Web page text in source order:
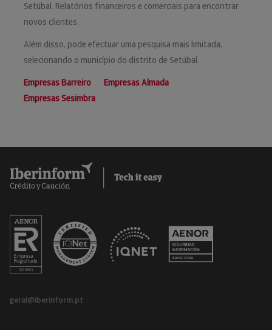
Setúbal. Relatórios financeiros e comerciais para encontrar
novos clientes.
Além disso, pode efectuar uma pesquisa mais limitada,
selecionando o município do distrito de Setúbal.
Empresas Barreiro
Empresas Almada
Empresas Sesimbra
geral@iberinform.pt